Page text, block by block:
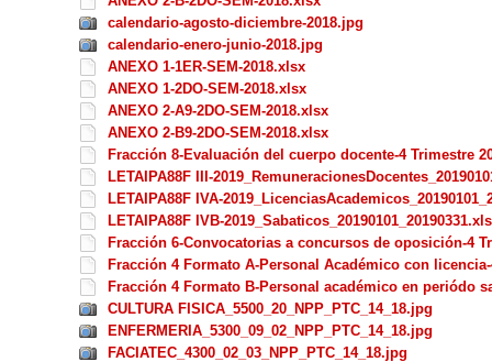
calendario-agosto-diciembre-2018.jpg
calendario-enero-junio-2018.jpg
ANEXO 1-1ER-SEM-2018.xlsx
ANEXO 1-2DO-SEM-2018.xlsx
ANEXO 2-A9-2DO-SEM-2018.xlsx
ANEXO 2-B9-2DO-SEM-2018.xlsx
Fracción 8-Evaluación del cuerpo docente-4 Trimestre
LETAIPA88F III-
LETAIPA88F IVA-
LETAIPA88F IVB-
Fracción 6-Convocatorias a concursos de oposición-4
Fracción 4 Formato A-Personal Académico con
Fracción 4 Formato B-Personal académico en periódo
CULTURA FISICA_5500_20_NPP_PTC_14_18.jpg
ENFERMERIA_5300_09_02_NPP_PTC_14_18.jpg
FACIATEC_4300_02_03_NPP_PTC_14_18.jpg